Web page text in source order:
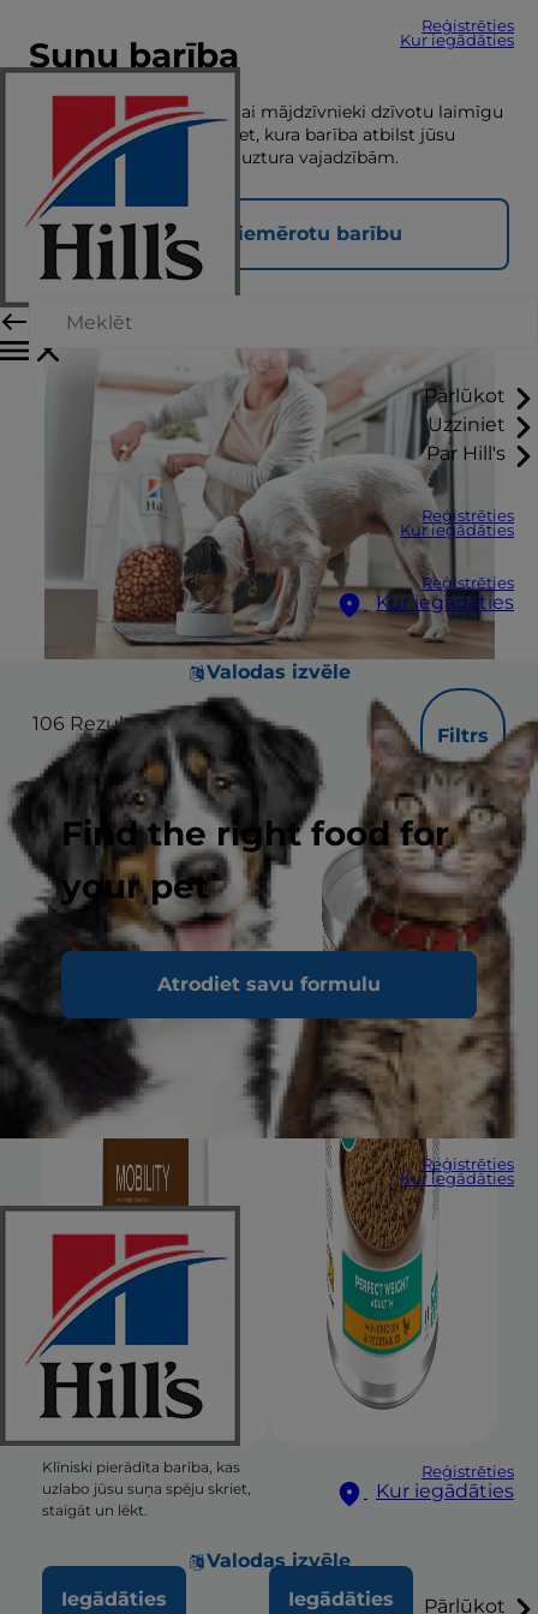
Reģistrēties
Kur iegādāties
Pārlūkot
Uzziniet
Par Hill's
Reģistrēties
Kur iegādāties
Reģistrēties
Kur iegādāties
Valodas izvēle
Find the right food for
your pet
Atrodiet savu formulu
Reģistrēties
Kur iegādāties
Reģistrēties
Kur iegādāties
Valodas izvēle
Pārlūkot
Suņu barība
Pareizs uzturs ir būtisks, lai mājdzīvnieki dzīvotu laimīgu
un veselīgu dzīvi. Apskatiet, kura barība atbilst jūsu
mājdzīvnieka unikālajām uztura vajadzībām.
Atrodiet piemērotu barību
106 Rezultāti
Filtrs
Klīniski pierādīta barība, kas
uzlabo jūsu suņa spēju skriet,
staigāt un lēkt.
Iegādāties Iegādāties